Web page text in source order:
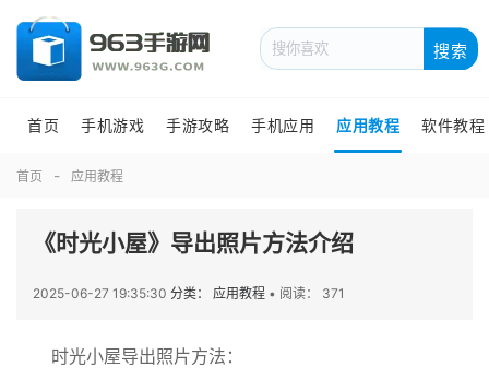
搜索
首页 手机游戏 手游攻略 手机应用 应用教程 软件教程
首页 应用教程
《时光小屋》导出照片方法介绍
2025-06-27 19:35:30 分类： 应用教程 • 阅读： 371
时光小屋导出照片方法：